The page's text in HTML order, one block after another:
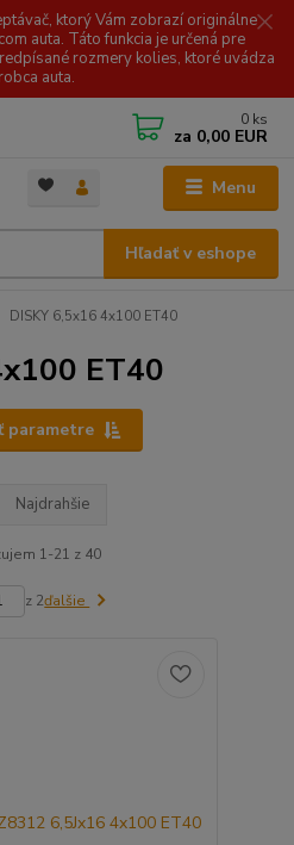
ktorý Vám zobrazí originálne
auta. Táto funkcia je určená pre
rozmery kolies, ktoré uvádza
auta.
Menu
Hľadať v eshope
0 ks
za 0,00 EUR
DISKY 6,5x16 4x100 ET40
ET40
parametre
Najdrahšie
1-21 z 40
z 2ďalšie